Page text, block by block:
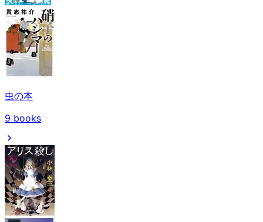
虫の本
9 books